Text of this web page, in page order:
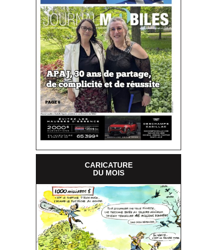
CARICATURE
DU MOIS